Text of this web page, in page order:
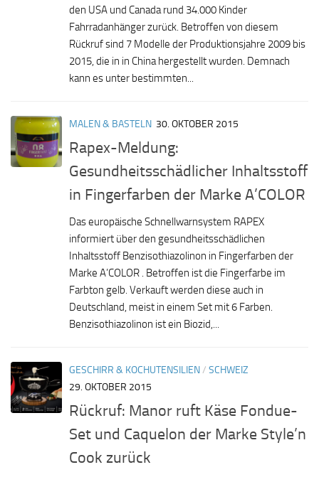
den USA und Canada rund 34.000 Kinder
Fahrradanhänger zurück. Betroffen von diesem
Rückruf sind 7 Modelle der Produktionsjahre 2009 bis
2015, die in in China hergestellt wurden. Demnach
kann es unter bestimmten...
MALEN & BASTELN 30. OKTOBER 2015
Rapex-Meldung:
Gesundheitsschädlicher Inhaltsstoff
in Fingerfarben der Marke A’COLOR
Das europäische Schnellwarnsystem RAPEX
informiert über den gesundheitsschädlichen
Inhaltsstoff Benzisothiazolinon in Fingerfarben der
Marke A’COLOR . Betroffen ist die Fingerfarbe im
Farbton gelb. Verkauft werden diese auch in
Deutschland, meist in einem Set mit 6 Farben.
Benzisothiazolinon ist ein Biozid,...
GESCHIRR & KOCHUTENSILIEN/ SCHWEIZ
29. OKTOBER 2015
Rückruf: Manor ruft Käse Fondue-
Set und Caquelon der Marke Style’n
Cook zurück